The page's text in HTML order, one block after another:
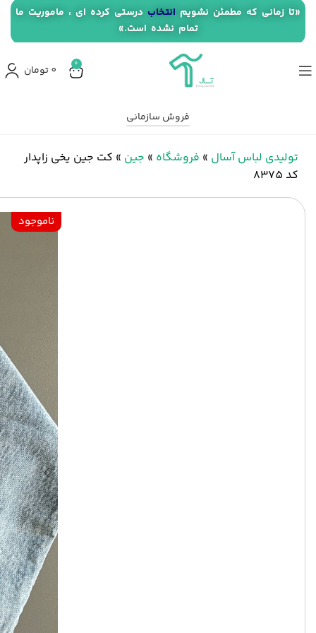
0
0تومان
فروش سازمانی
تولیدی لباس آسال » فروشگاه » جین » کت جین یخی زاپدار
کد 8375
ناموجود
«تا زمانی که مطمئن نشویم انتخاب درستی کرده ای ، ماموریت ما
تمام نشده است.»